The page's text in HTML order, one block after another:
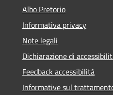
Albo Pretorio
Informativa privacy
Note legali
Dichiarazione di
Feedback accessibilità
Informative sul